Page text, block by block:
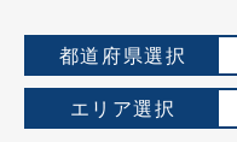
都道府県選択
エリア選択